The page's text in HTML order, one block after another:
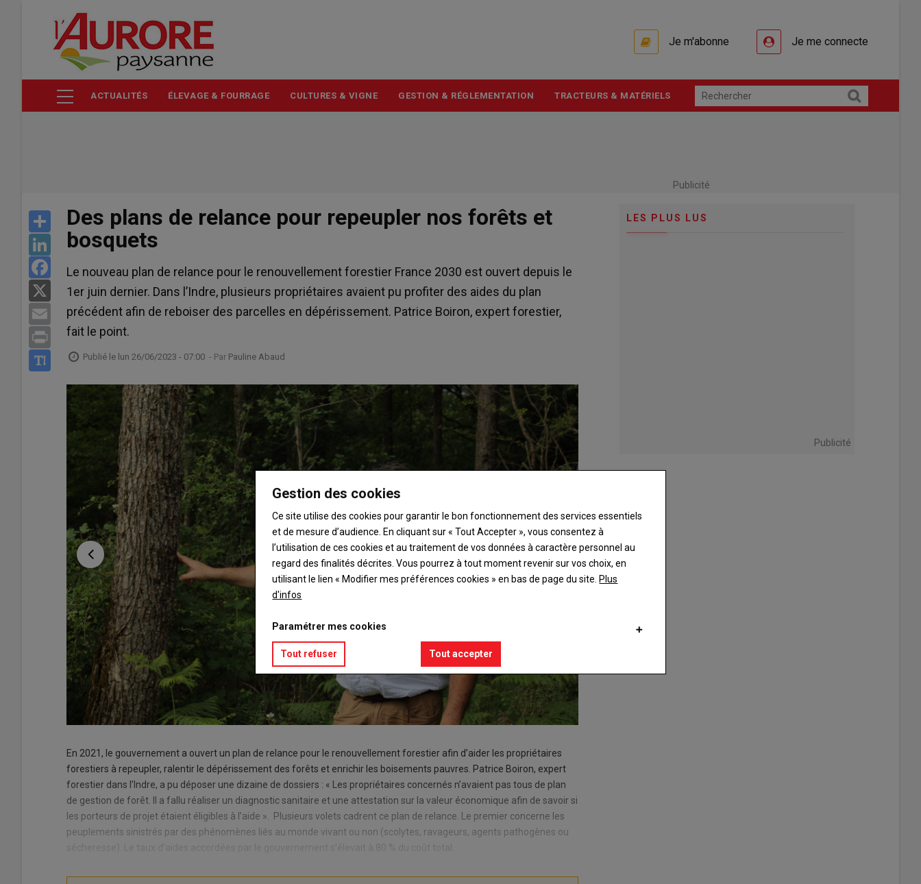
contenu
Je m'abonne Je me connecte
ACTUALITÉS ÉLEVAGE & FOURRAGE CULTURES & VIGNE GESTION & RÉGLEMENTATION TRACTEURS & MATÉRIELS
Publicité
Share
LinkedIn
Facebook
Email
Print
Des plans de relance pour repeupler nos forêts et
bosquets
Le nouveau plan de relance pour le renouvellement forestier France 2030 est ouvert depuis le
1er juin dernier. Dans l’Indre, plusieurs propriétaires avaient pu profiter des aides du plan
précédent afin de reboiser des parcelles en dépérissement. Patrice Boiron, expert forestier,
fait le point.
Publié le lun 26/06/2023 - 07:00 - Par Pauline Abaud
En 2021, le gouvernement a ouvert un plan de relance pour le renouvellement forestier afin d’aider les propriétaires
forestiers à repeupler, ralentir le dépérissement des forêts et enrichir les boisements pauvres. Patrice Boiron, expert
forestier dans l’Indre, a pu déposer une dizaine de dossiers : « Les propriétaires concernés n’avaient pas tous de plan
de gestion de forêt. Il a fallu réaliser un diagnostic sanitaire et une attestation sur la valeur économique afin de savoir si
les porteurs de projet étaient éligibles à l’aide ». Plusieurs volets cadrent ce plan de relance. Le premier concerne les
peuplements sinistrés par des phénomènes liés au monde vivant ou non (scolytes, ravageurs, agents pathogènes ou
sécheresse). Le taux d’aides accordées par le gouvernement s’élevait à 80 % du coût total.
LES PLUS LUS
Publicité
Gestion des cookies
Ce site utilise des cookies pour garantir le bon fonctionnement des services essentiels
et de mesure d’audience. En cliquant sur « Tout Accepter », vous consentez à
l’utilisation de ces cookies et au traitement de vos données à caractère personnel au
regard des finalités décrites. Vous pourrez à tout moment revenir sur vos choix, en
utilisant le lien « Modifier mes préférences cookies » en bas de page du site. Plus
d'infos
Paramétrer mes cookies
Tout refuser Tout accepter